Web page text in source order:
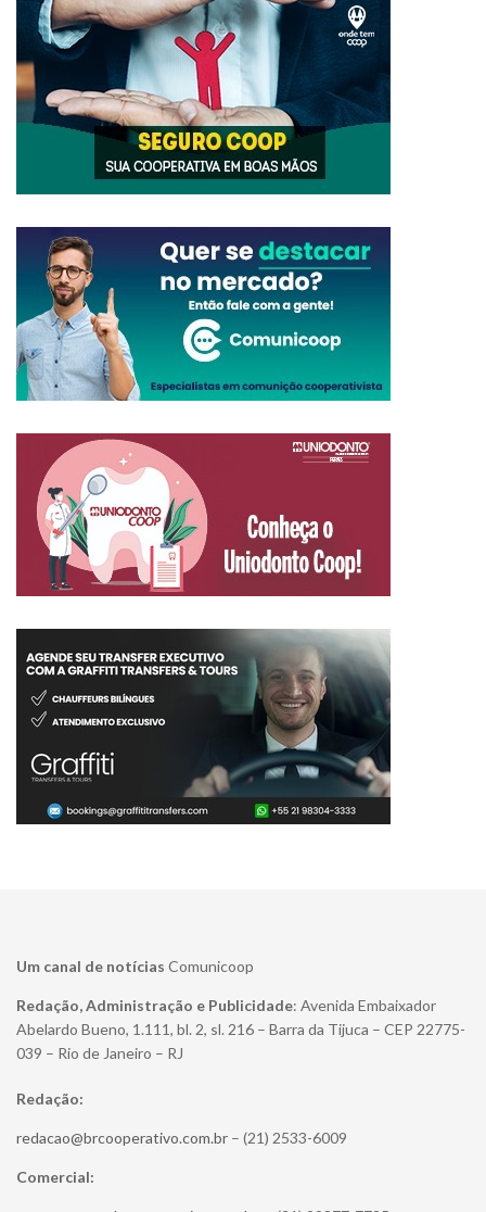
Um canal de notícias Comunicoop
Redação, Administração e Publicidade: Avenida Embaixador
Abelardo Bueno, 1.111, bl. 2, sl. 216 – Barra da Tijuca – CEP 22775-
039 – Rio de Janeiro – RJ
Redação:
redacao@brcooperativo.com.br – (21) 2533-6009
Comercial: